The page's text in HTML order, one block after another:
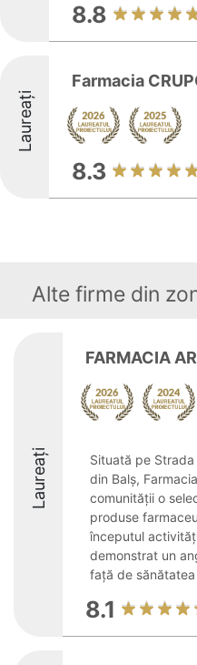
8.8
Laureați
Farmacia
8.3
Alte firme din
Laureați
FARMACIA
Situată pe
din Balș,
comunității o
produse
începutul
demonstrat un
față de
8.1